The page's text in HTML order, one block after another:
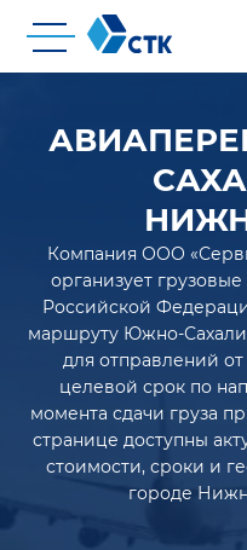
Компания ООО
организует
Российской
маршруту Южно-
для отправлений
целевой срок по
момента сдачи груза
странице доступны
стоимости, сроки и
городе